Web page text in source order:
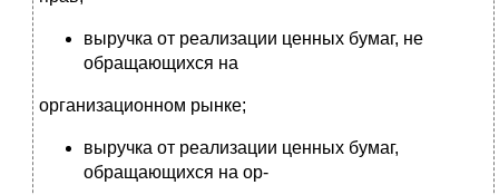
выручка от реализации ценных бумаг, не
обращающихся на
организационном рынке;
выручка от реализации ценных бумаг,
обращающихся на ор-